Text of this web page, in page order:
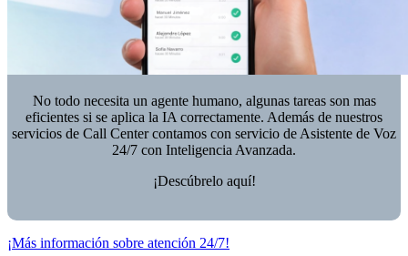
No todo necesita un agente humano, algunas tareas son mas
eficientes si se aplica la IA correctamente. Además de nuestros
servicios de Call Center contamos con servicio de Asistente de Voz
24/7 con Inteligencia Avanzada.
¡Descúbrelo aquí!
¡Más información sobre atención 24/7!